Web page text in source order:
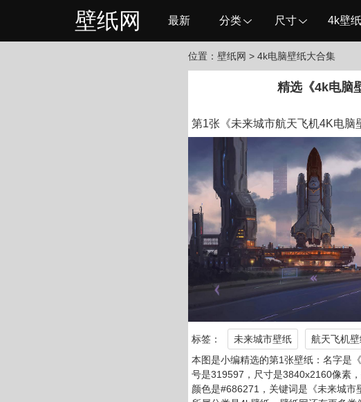
壁纸网 最新 分类 尺寸 4k壁纸
位置： 壁纸网 > 4k电脑壁纸大合集
精选《4k电脑
第1张《未来城市航天飞机4K电脑
标签： 未来城市壁纸 航天飞机
本图是小编精选的第1张壁纸：名字是
号是319597，尺寸是3840x2160像素
颜色是#686271，关键词是《未来城市